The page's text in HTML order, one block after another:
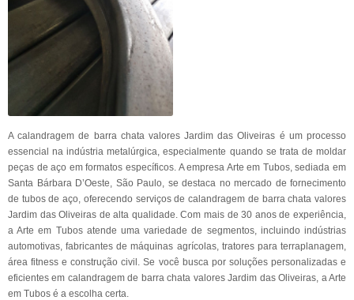
A calandragem de barra chata valores Jardim das Oliveiras é um processo
essencial na indústria metalúrgica, especialmente quando se trata de moldar
peças de aço em formatos específicos. A empresa Arte em Tubos, sediada em
Santa Bárbara D’Oeste, São Paulo, se destaca no mercado de fornecimento
de tubos de aço, oferecendo serviços de calandragem de barra chata valores
Jardim das Oliveiras de alta qualidade. Com mais de 30 anos de experiência,
a Arte em Tubos atende uma variedade de segmentos, incluindo indústrias
automotivas, fabricantes de máquinas agrícolas, tratores para terraplanagem,
área fitness e construção civil. Se você busca por soluções personalizadas e
eficientes em calandragem de barra chata valores Jardim das Oliveiras, a Arte
em Tubos é a escolha certa.